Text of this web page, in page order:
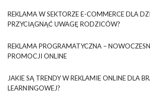
REKLAMA W SEKTORZE E-COMMERCE DLA
PRZYCIĄGNĄĆ UWAGĘ RODZICÓW?
REKLAMA PROGRAMATYCZNA –
PROMOCJI ONLINE
JAKIE SĄ TRENDY W REKLAMIE ONLINE DLA
LEARNINGOWEJ?